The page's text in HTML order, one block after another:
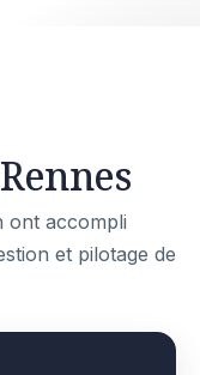
ont accompli
et pilotage de